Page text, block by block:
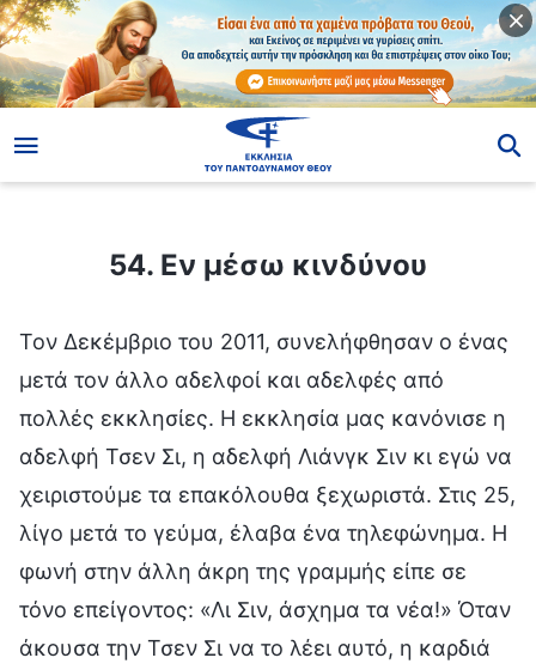
54. Εν μέσω κινδύνου
Τον Δεκέμβριο του 2011, συνελήφθησαν ο ένας
μετά τον άλλο αδελφοί και αδελφές από
πολλές εκκλησίες. Η εκκλησία μας κανόνισε η
αδελφή Τσεν Σι, η αδελφή Λιάνγκ Σιν κι εγώ να
χειριστούμε τα επακόλουθα ξεχωριστά. Στις 25,
λίγο μετά το γεύμα, έλαβα ένα τηλεφώνημα. Η
φωνή στην άλλη άκρη της γραμμής είπε σε
τόνο επείγοντος: «Λι Σιν, άσχημα τα νέα!» Όταν
άκουσα την Τσεν Σι να το λέει αυτό, η καρδιά